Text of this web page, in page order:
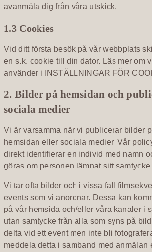
avanmäla dig från våra utskick.
1.3 Cookies
Vid ditt första besök på vår webbplats
en s.k. cookie till din dator. Läs mer om
använder i
INSTÄLLNINGAR FÖR
2. Bilder på hemsidan och
sociala medier
Vi är varsamma när vi publicerar bilder
hemsidan eller sociala medier. Vår
direkt identifierar en individ med namn
göras om personen lämnat sitt
Vi tar ofta bilder och i vissa fall
events som vi anordnar. Dessa kan
på vår hemsida och/eller våra kanaler i
utan samtycke från alla som syns på
delta vid ett event men inte bli
meddela detta i samband med anmälan